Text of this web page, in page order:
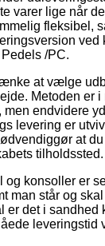
varer lige når
fleksibel,
ved
/PC.
at vælge
Metoden er
endvidere
levering er
at
tilholdssted.
og konsoller er
man står og
er det i sandhed
leveringstid